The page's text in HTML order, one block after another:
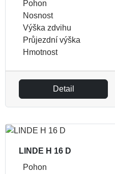
Pohon
Nosnost
Výška zdvihu
Průjezdní výška
Hmotnost
Detail
LINDE H 16 D
Pohon